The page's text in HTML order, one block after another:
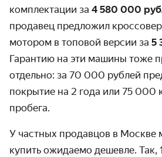
комплектации за 4 580 000
продавец предложил
мотором в топовой версии за 5
Гарантию на эти машины тоже
отдельно: за 70 000 рублей
покрытие на 2 года или 75 000
пробега.
У частных продавцов в
купить ожидаемо дешевле. Так,